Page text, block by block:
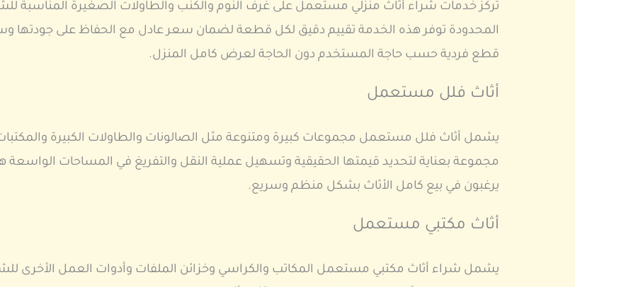
تركز خدمات شراء أثاث منزلي مستعمل على غرف النوم والكنب والطاولات الصغيرة المناسبة
المحدودة توفر هذه الخدمة تقييم دقيق لكل قطعة لضمان سعر عادل مع الحفاظ على جودتها
قطع فردية حسب حاجة المستخدم دون الحاجة لعرض كامل المنزل.
أثاث فلل مستعمل
يشمل أثاث فلل مستعمل مجموعات كبيرة ومتنوعة مثل الصالونات والطاولات الكبيرة والمكتبات
مجموعة بعناية لتحديد قيمتها الحقيقية وتسهيل عملية النقل والتفريغ في المساحات الواسعة
يرغبون في بيع كامل الأثاث بشكل منظم وسريع.
أثاث مكتبي مستعمل
يشمل شراء أثاث مكتبي مستعمل المكاتب والكراسي وخزائن الملفات وأدوات العمل الأخرى